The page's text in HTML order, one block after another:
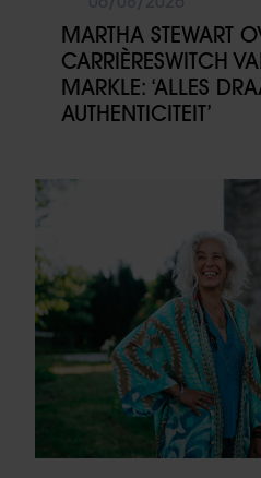
MARTHA STEWART
CARRIÈRESWITCH
MARKLE: ‘ALLES
AUTHENTICITEIT’